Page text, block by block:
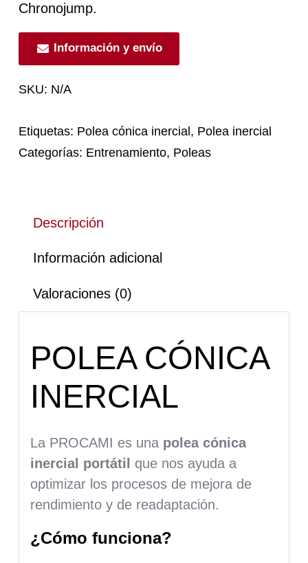
Chronojump.
Información y envío
SKU: N/A
Etiquetas: Polea cónica inercial , Polea inercial
Categorías: Entrenamiento, Poleas
Descripción
Información adicional
Valoraciones (0)
POLEA CÓNICA
INERCIAL
La PROCAMI es una polea cónica
inercial portátil
que nos ayuda a
optimizar los procesos de mejora de
rendimiento y de readaptación.
¿Cómo funciona?